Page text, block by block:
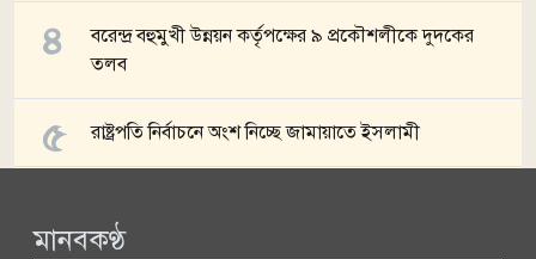
বরেন্দ্র বহুমুখী উন্নয়ন কর্তৃপক্ষের ৯ প্রকৌশলীকে দুদকের
তলব
রাষ্ট্রপতি নির্বাচনে অংশ নিচ্ছে জামায়াতে ইসলামী
মানবকণ্ঠ